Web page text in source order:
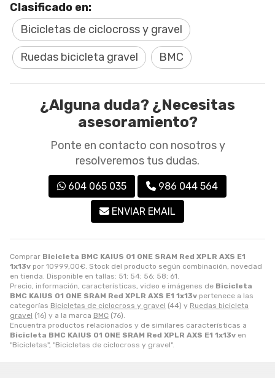
Comprar Bicicleta BMC KAIUS 01 ONE SRAM Red XPLR AXS E1
1x13v por 10999,00€. Stock del producto según combinación, novedad
en tienda. Disponible en tallas: 51; 54; 56; 58; 61.
Precio, información, características, video e imágenes de Bicicleta
BMC KAIUS 01 ONE SRAM Red XPLR AXS E1 1x13v pertenece a las
categorías Bicicletas de ciclocross y gravel (44) y Ruedas bicicleta
gravel (16) y a la marca BMC (76).
Encuentra productos relacionados y de similares características a
Bicicleta BMC KAIUS 01 ONE SRAM Red XPLR AXS E1 1x13v en
"Bicicletas", "Bicicletas de ciclocross y gravel".
Clasificado en:
Bicicletas de ciclocross y gravel
Ruedas bicicleta gravel BMC
¿Alguna duda? ¿Necesitas
asesoramiento?
Ponte en contacto con nosotros y
resolveremos tus dudas.
604 065 035 986 044 564
ENVIAR EMAIL